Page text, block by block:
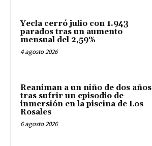
Yecla cerró julio con 1.943
parados tras un aumento
mensual del 2,59%
4 agosto 2026
Reaniman a un niño de dos años
tras sufrir un episodio de
inmersión en la piscina de Los
Rosales
6 agosto 2026